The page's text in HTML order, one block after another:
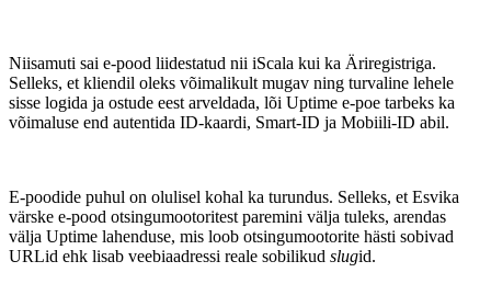
Niisamuti sai e-pood liidestatud nii iScala kui ka Äriregistriga.
Selleks, et kliendil oleks võimalikult mugav ning turvaline lehele
sisse logida ja ostude eest arveldada, lõi Uptime e-poe tarbeks ka
võimaluse end autentida ID-kaardi, Smart-ID ja Mobiili-ID abil.
E-poodide puhul on olulisel kohal ka turundus. Selleks, et Esvika
värske e-pood otsingumootoritest paremini välja tuleks, arendas
välja Uptime lahenduse, mis loob otsingumootorite hästi sobivad
URLid ehk lisab veebiaadressi reale sobilikud slugid.